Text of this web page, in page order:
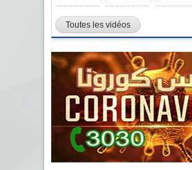
Toutes les vidéos